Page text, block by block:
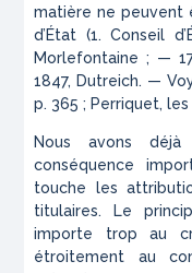
matière ne peuvent
d’État (1. Conseil
Morlefontaine ; —
1847, Dutreich. —
p. 365 ; Perriquet, les
Nous avons
conséquence
touche les
titulaires. Le
importe trop au
étroitement au